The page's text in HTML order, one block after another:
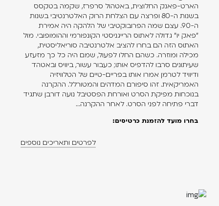
הארט-פאנק החלוצית, באטהול סרפרז, שקמה בטקסס
בשנות ה-80 ופרצה עם הצלחת הרוק האלטרנטיבי בשנות
ה-90. עצם שמה הפרובוקטיבי של הלהקה היה אמירת
"פאק יו" גדולה לאתוס הרייגניסטי הקונפורמי וההומופובי. מול
האתוס הזה הם בחרו להציב אלטרנטיבה סוריאליסטית,
מכילה ומוזרה. כשהם החלו לפעול, שמם היה כל כך מזעזע
שעיתונים סרבו להדפיס אותו; כעבור עשור, ביוויס ובאטהד
ודיוויד לטרמן אמרו אותו בפריים-טיים של הטלוויזיה
האמריקאית. זהו סיפורם המדהים והמטורלל. ההקרנה
בנוכחות מפיקת הסרט ואורחת הפסטיבל נועה דורבן שתגיד
דברי פתיחה לפני הסרט. לאחר ההקרנה...
בחרו מועד להזמנת כרטיסים:
לפרטים ותאריכים נוספים